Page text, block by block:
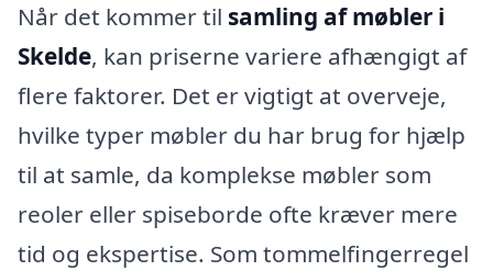
Når det kommer til samling af møbler i
Skelde, kan priserne variere afhængigt af
flere faktorer. Det er vigtigt at overveje,
hvilke typer møbler du har brug for hjælp
til at samle, da komplekse møbler som
reoler eller spiseborde ofte kræver mere
tid og ekspertise. Som tommelfingerregel